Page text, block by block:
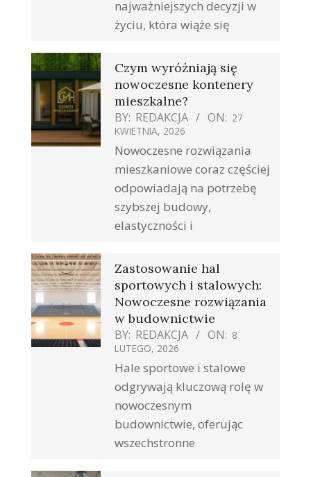
najważniejszych decyzji w
życiu, która wiąże się
Czym wyróżniają się
nowoczesne kontenery
mieszkalne?
BY: REDAKCJA ON: 27
KWIETNIA, 2026
Nowoczesne rozwiązania
mieszkaniowe coraz częściej
odpowiadają na potrzebę
szybszej budowy,
elastyczności i
Zastosowanie hal
sportowych i stalowych:
Nowoczesne rozwiązania
w budownictwie
BY: REDAKCJA ON: 8
LUTEGO, 2026
Hale sportowe i stalowe
odgrywają kluczową rolę w
nowoczesnym
budownictwie, oferując
wszechstronne